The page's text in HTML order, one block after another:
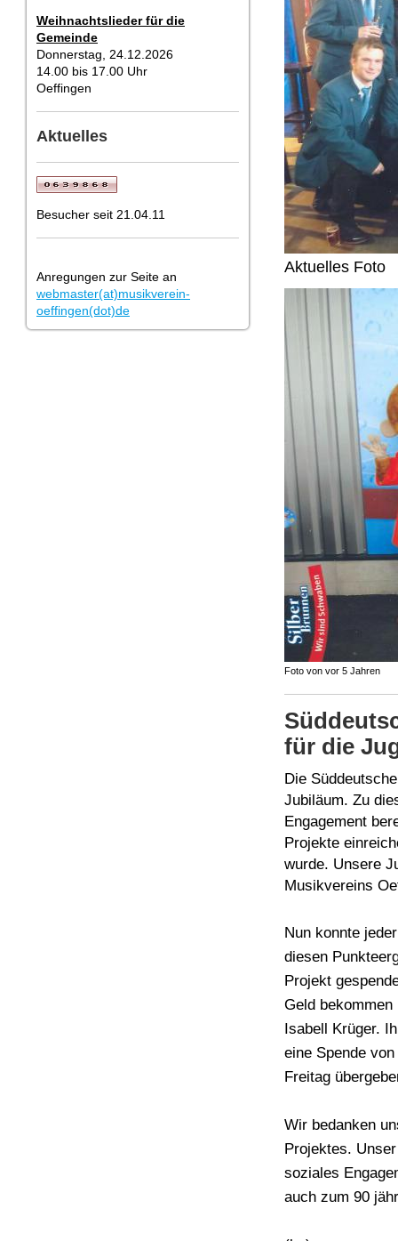
Weihnachtslieder für die
Gemeinde
Donnerstag, 24.12.2026
14.00 bis 17.00 Uhr
Oeffingen
Aktuelles
Besucher seit 21.04.11
Anregungen zur Seite an
webmaster(at)musikverein-
oeffingen(dot)de
Aktuelles Foto
Foto von vor 5 Jahren
für die
Die
Jubiläum. Zu
Engagement
Projekte
wurde. Unsere
Musikvereins
Nun konnte
diesen
Projekt
Geld
Isabell Krüger.
eine Spende
Freitag
Wir bedanken
Projektes.
soziales
auch zum 90